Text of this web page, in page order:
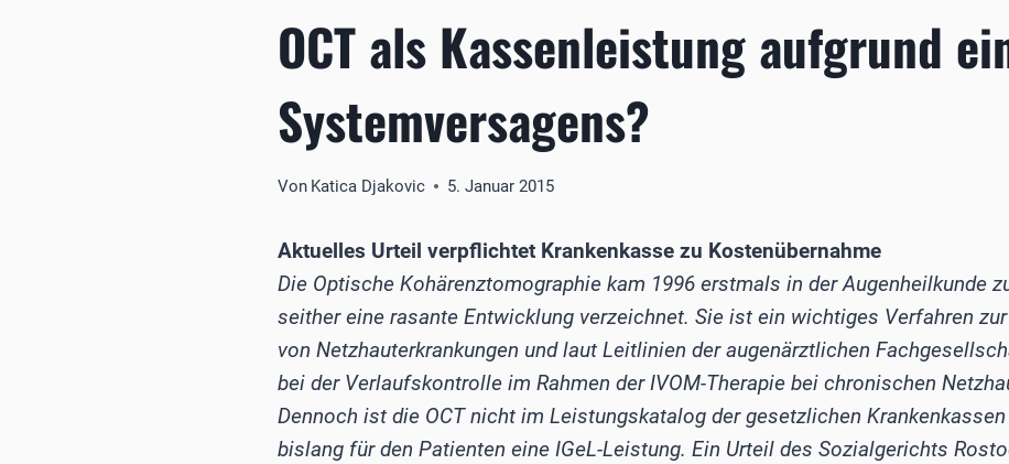
OCT als Kassenleistung aufgrund
Systemversagens?
Von Katica Djakovic 5. Januar 2015
Aktuelles Urteil verpflichtet Krankenkasse zu Kostenübernahme
Die Optische Kohärenztomographie kam 1996 erstmals in der Augenheilkunde
seither eine rasante Entwicklung verzeichnet. Sie ist ein wichtiges Verfahren
von Netzhauterkrankungen und laut Leitlinien der augenärztlichen
bei der Verlaufskontrolle im Rahmen der IVOM-Therapie bei chronischen
Dennoch ist die OCT nicht im Leistungskatalog der gesetzlichen
bislang für den Patienten eine IGeL-Leistung. Ein Urteil des Sozialgerichts